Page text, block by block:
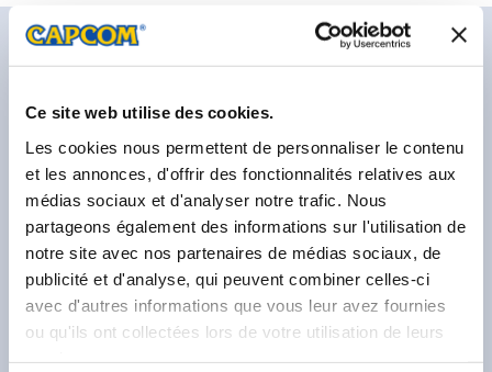
Ce site web utilise des cookies.
Les cookies nous permettent de personnaliser le contenu
et les annonces, d'offrir des fonctionnalités relatives aux
médias sociaux et d'analyser notre trafic. Nous
partageons également des informations sur l'utilisation de
notre site avec nos partenaires de médias sociaux, de
publicité et d'analyse, qui peuvent combiner celles-ci
avec d'autres informations que vous leur avez fournies
ou qu'ils ont collectées lors de votre utilisation de leurs
Dernières actualités